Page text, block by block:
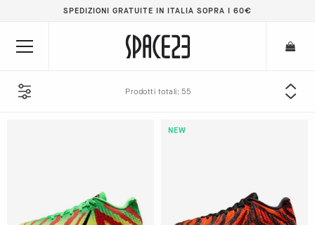
SPEDIZIONI GRATUITE IN ITALIA SOPRA I 60€
Prodotti totali: